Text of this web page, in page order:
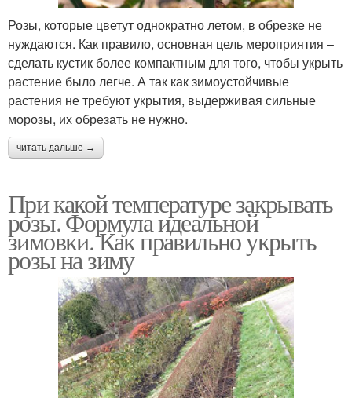
Розы, которые цветут однократно летом, в обрезке не
нуждаются. Как правило, основная цель мероприятия –
сделать кустик более компактным для того, чтобы укрыть
растение было легче. А так как зимоустойчивые
растения не требуют укрытия, выдерживая сильные
морозы, их обрезать не нужно.
читать дальше →
При какой температуре закрывать
розы. Формула идеальной
зимовки. Как правильно укрыть
розы на зиму